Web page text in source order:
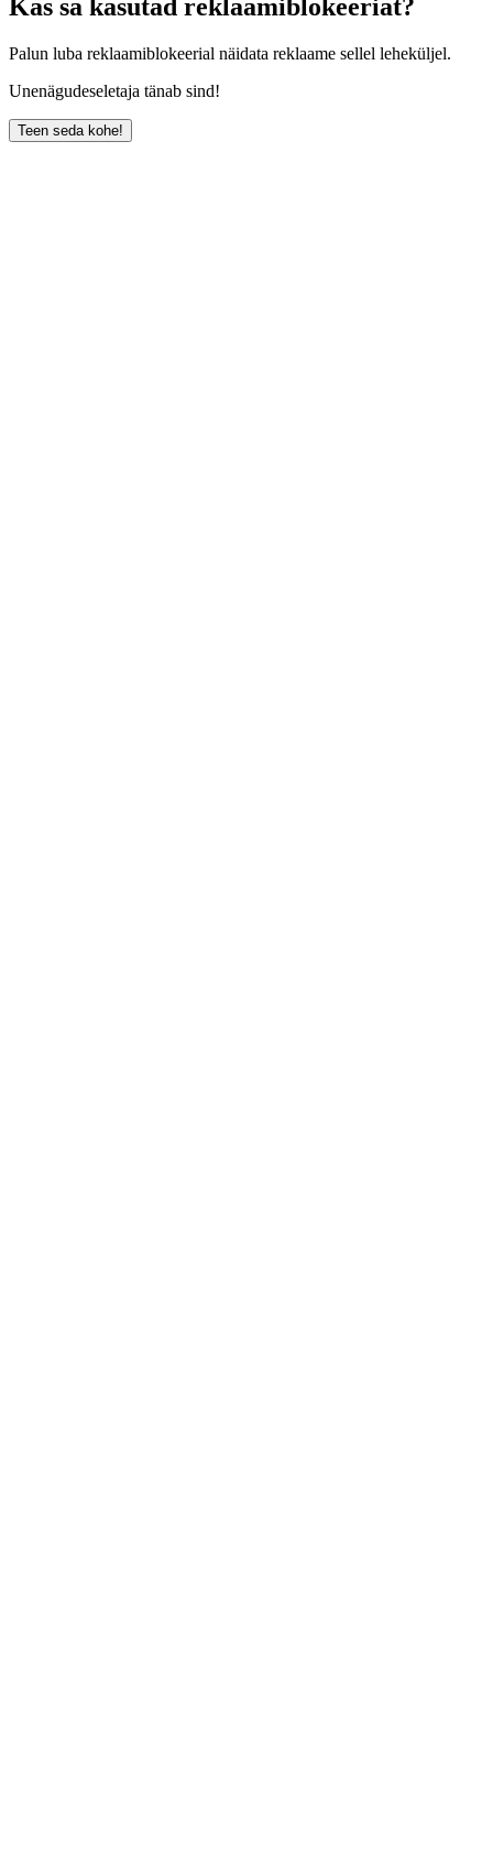
Kas sa kasutad reklaamiblokeeriat?
Palun luba reklaamiblokeerial näidata reklaame sellel leheküljel.
Unenägudeseletaja tänab sind!
Teen seda kohe!